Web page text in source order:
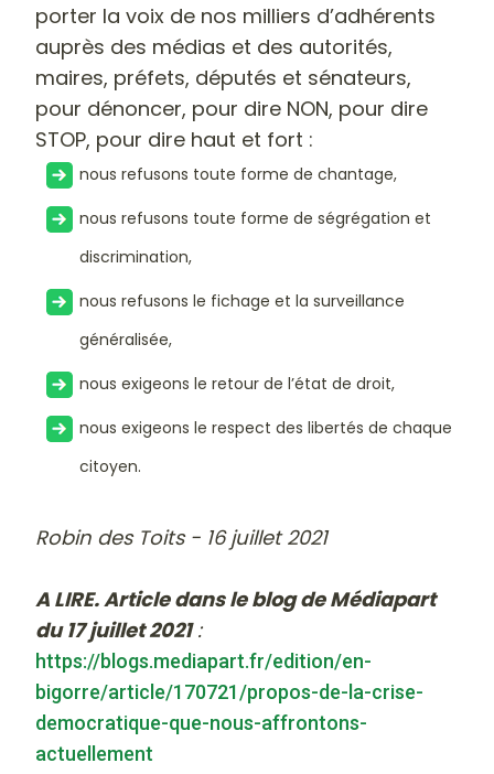
porter la voix de nos milliers d’adhérents
auprès des médias et des autorités,
maires, préfets, députés et sénateurs,
pour dénoncer, pour dire NON, pour dire
STOP, pour dire haut et fort :
nous refusons toute forme de chantage,
nous refusons toute forme de ségrégation et
discrimination,
nous refusons le fichage et la surveillance
généralisée,
nous exigeons le retour de l’état de droit,
nous exigeons le respect des libertés de chaque
citoyen.
Robin des Toits - 16 juillet 2021
A LIRE. Article dans le blog de Médiapart
du 17 juillet 2021:
https://blogs.mediapart.fr/edition/en-
bigorre/article/170721/propos-de-la-crise-
democratique-que-nous-affrontons-
actuellement